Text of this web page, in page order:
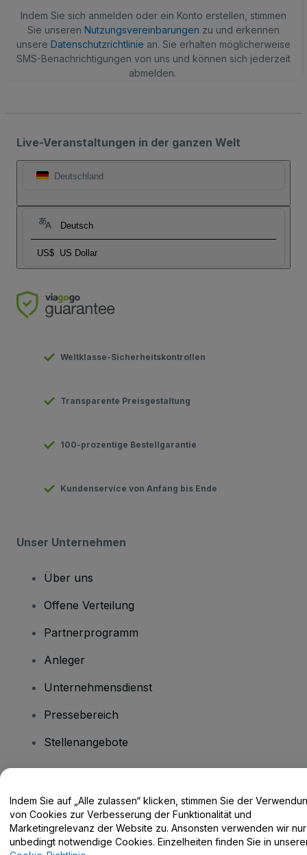
Indem Sie sich anmelden oder ein Konto erstellen, stimmen
Sie unseren Nutzungsvereinbarungen zu und erkennen
unsere Datenschutzrichtlinie an. Sie erhalten möglicherweise
SMS-Benachrichtigungen von uns und können sich jederzeit
abmelden.
Live-Veranstaltungen in der ganzen Welt
Deutschland
Deutsch
US$ US Dollar
Weltklasse-Sicherheitskontrollen
Transparente Preisgestaltung
100-prozentige Bestellgarantie
Kundenservice von Anfang bis Ende
Unser Unternehmen
Über uns
Offene Verteilung
Partnerprogramm
Anleger
Unternehmensdienst
Pressebereich
Stellenangebote
Hilfe-Center / Kontakt
Indem Sie auf „Alle zulassen“ klicken, stimmen Sie der
von Cookies zur Verbesserung der Funktionalität und
Marketingrelevanz der Website zu. Ansonsten verwenden wir nur
unbedingt notwendige Cookies. Einzelheiten finden Sie in